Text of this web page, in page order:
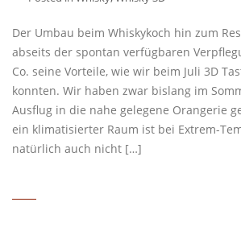
Der Umbau beim Whiskykoch hin zum
abseits der spontan verfügbaren
Co. seine Vorteile, wie wir beim Juli 3D
konnten. Wir haben zwar bislang im
Ausflug in die nahe gelegene Orangerie
ein klimatisierter Raum ist bei Extrem-
natürlich auch nicht […]